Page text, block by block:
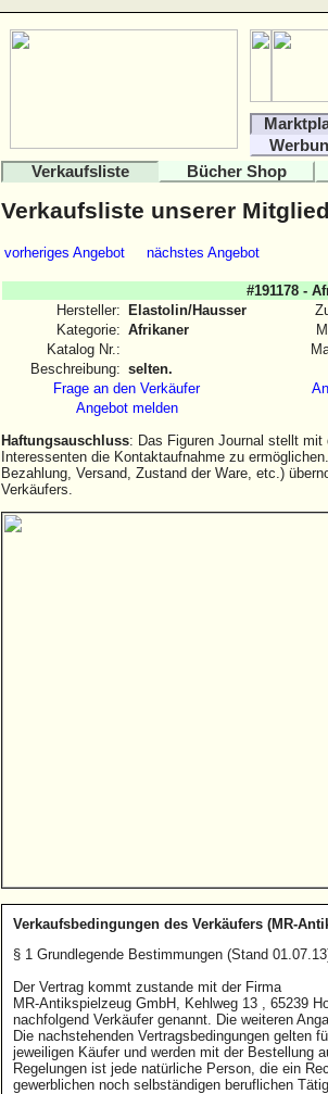
Verkaufsliste
Bücher Shop
Verkaufsliste unserer
vorheriges Angebot nächstes Angebot
#191178 -
Hersteller: Elastolin/Hausser
Kategorie: Afrikaner
Katalog Nr.:
Beschreibung: selten.
Frage an den Verkäufer
Angebot melden
Haftungsauschluss: Das Figuren Journal stellt mit
Interessenten die Kontaktaufnahme zu
Bezahlung, Versand, Zustand der Ware, etc.)
Verkäufers.
Verkaufsbedingungen des Verkäufers (MR-
§ 1 Grundlegende Bestimmungen (Stand
Der Vertrag kommt zustande mit der Firma
MR-Antikspielzeug GmbH, Kehlweg 13 , 65239
nachfolgend Verkäufer genannt. Die weiteren
Die nachstehenden Vertragsbedingungen gelten
jeweiligen Käufer und werden mit der Bestellung
Regelungen ist jede natürliche Person, die ein
gewerblichen noch selbständigen beruflichen